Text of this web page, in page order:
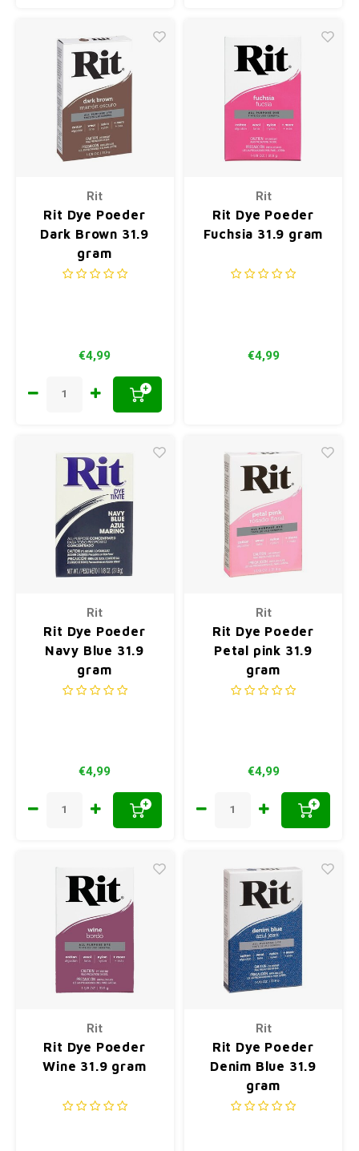
Rit
Rit Dye Poeder
Dark Brown 31.9
gram
€4,99
+
Rit
Rit Dye Poeder
Fuchsia 31.9 gram
€4,99
Rit
Rit Dye Poeder
Navy Blue 31.9
gram
€4,99
+
Rit
Rit Dye Poeder
Petal pink 31.9
gram
€4,99
+
Rit
Rit Dye Poeder
Wine 31.9 gram
Rit
Rit Dye Poeder
Denim Blue 31.9
gram